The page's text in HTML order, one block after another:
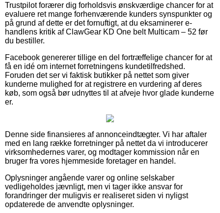
Trustpilot forærer dig forholdsvis ønskværdige chancer for at
evaluere ret mange forhenværende kunders synspunkter og
på grund af dette er det fornuftigt, at du eksaminerer e-
handlens kritik af ClawGear KD One belt Multicam – 52 før
du bestiller.
Facebook genererer tillige en del fortræffelige chancer for at
få en idé om internet forretningens kundetilfredshed.
Foruden det ser vi faktisk butikker på nettet som giver
kunderne mulighed for at registrere en vurdering af deres
køb, som også bør udnyttes til at afveje hvor glade kunderne
er.
Denne side finansieres af annonceindtægter. Vi har aftaler
med en lang række forretninger på nettet da vi introducerer
virksomhedernes varer, og modtager kommission når en
bruger fra vores hjemmeside foretager en handel.
Oplysninger angående varer og online selskaber
vedligeholdes jævnligt, men vi tager ikke ansvar for
forandringer der muligvis er realiseret siden vi nyligst
opdaterede de anvendte oplysninger.